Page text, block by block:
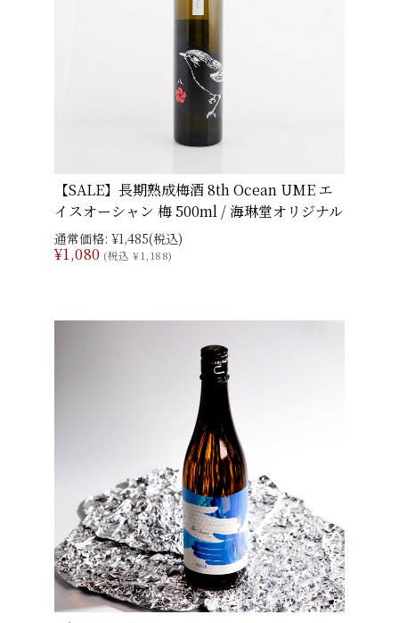
【SALE】長期熟成梅酒 8th Ocean UME エ
イスオーシャン 梅 500ml / 海琳堂オリジナル
通常価格: ¥1,485(税込)
¥1,080 (税込 ¥1,188)